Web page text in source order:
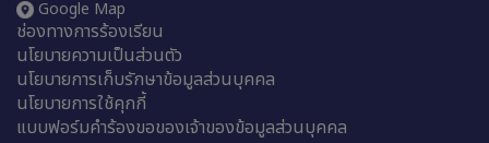
Google Map
ช่องทางการร้องเรียน
นโยบายความเป็นส่วนตัว
นโยบายการเก็บรักษาข้อมูลส่วนบุคคล
นโยบายการใช้คุกกี้
แบบฟอร์มคำร้องขอของเจ้าของข้อมูลส่วนบุคคล